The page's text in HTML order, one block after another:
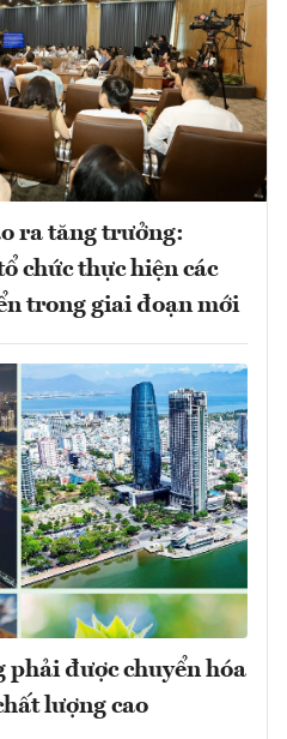
ra tăng trưởng:
chức thực hiện các
trong giai đoạn mới
phải được chuyển hóa
lượng cao